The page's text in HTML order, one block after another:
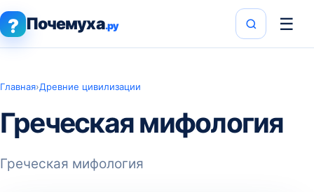
? Почемуха.ру ☰
Главная›Древние цивилизации
Греческая мифология
Греческая мифология